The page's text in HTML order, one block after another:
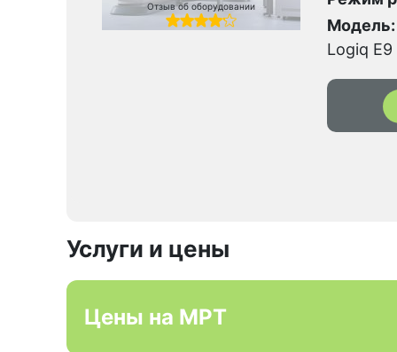
Отзыв об оборудовании
Модель:
Logiq E9
Услуги и цены
Цены на МРТ